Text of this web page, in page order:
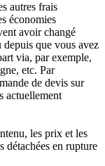
autres frais
économies
avoir changé
que vous avez
via, par exemple,
etc. Par
de devis sur
actuellement
les prix et les
détachées en rupture